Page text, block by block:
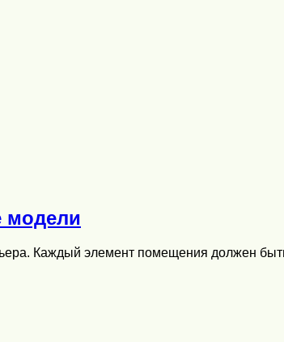
модели
Каждый элемент помещения должен быть